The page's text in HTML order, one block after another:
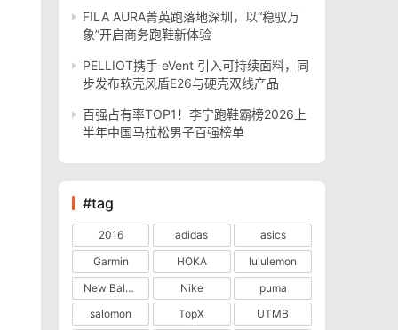
FILA AURA菁英跑落地深圳，以“稳驭万
象”开启商务跑鞋新体验
PELLIOT携手 eVent 引入可持续面料，同
步发布软壳风盾E26与硬壳双线产品
百强占有率TOP1！李宁跑鞋霸榜2026上
半年中国马拉松男子百强榜单
#tag
2016 adidas
asics
Garmin
HOKA
lululemon
New Balance
Nike
puma
salomon
TopX
UTMB